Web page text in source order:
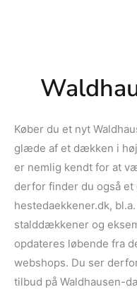
Køber du et nyt
glæde af et dækken i
er nemlig kendt for at
derfor finder du også et
hestedaekkener.dk,
stalddækkener og
opdateres løbende fra
webshops. Du ser
tilbud på Waldhausen-